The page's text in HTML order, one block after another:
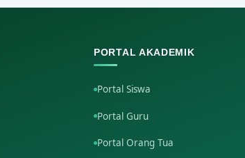
PORTAL AKADEMIK
Portal Siswa
Portal Guru
Portal Orang Tua